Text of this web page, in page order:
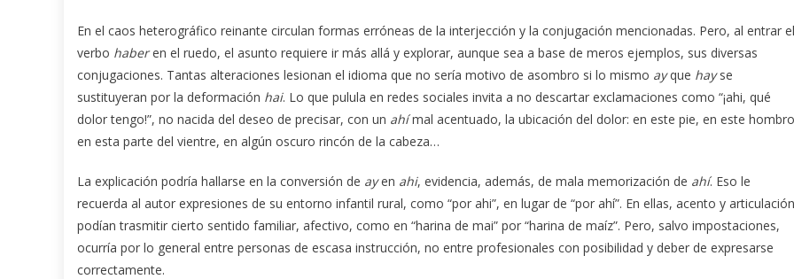
En el caos heterográfico reinante circulan formas erróneas de la interjección y la conjugación mencionadas. Pero, al entrar el
verbo haberen el ruedo, el asunto requiere ir más allá y explorar, aunque sea a base de meros ejemplos, sus diversas
conjugaciones. Tantas alteraciones lesionan el idioma que no sería motivo de asombro si lo mismo ayque hayse
sustituyeran por la deformación hai. Lo que pulula en redes sociales invita a no descartar exclamaciones como “¡ahi, qué
dolor tengo!”, no nacida del deseo de precisar, con un ahímal acentuado, la ubicación del dolor: en este pie, en este
en esta parte del vientre, en algún oscuro rincón de la cabeza…
La explicación podría hallarse en la conversión de ayen ahi, evidencia, además, de mala memorización de ahí. Eso le
recuerda al autor expresiones de su entorno infantil rural, como “por ahi”, en lugar de “por ahí”. En ellas, acento y articulación
podían trasmitir cierto sentido familiar, afectivo, como en “harina de mai” por “harina de maíz”. Pero, salvo impostaciones,
ocurría por lo general entre personas de escasa instrucción, no entre profesionales con posibilidad y deber de expresarse
correctamente.